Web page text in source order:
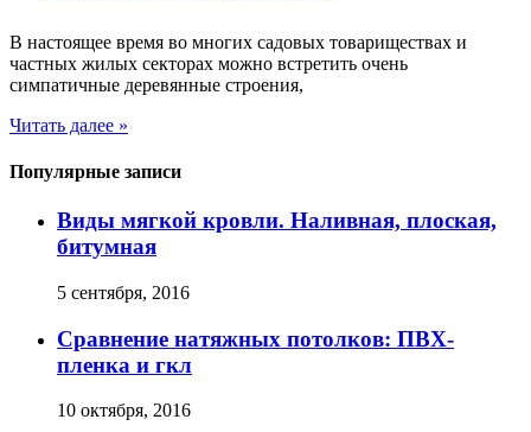
В настоящее время во многих садовых товариществах и
частных жилых секторах можно встретить очень
симпатичные деревянные строения,
Читать далее »
Популярные записи
Виды мягкой кровли. Наливная, плоская,
битумная
5 сентября, 2016
Сравнение натяжных потолков: ПВХ-
пленка и гкл
10 октября, 2016